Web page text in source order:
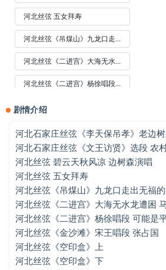
河北丝弦 五女拜寿
河北丝弦《空印盒》上
河北丝弦《空印盒》下
河北丝弦《困雪山》
河北丝弦《闹书院》教书人谁不盼桃李遍天下 景印楼
河北丝弦《三进士》
剧情介绍
河北石家庄丝弦《李天保吊孝》老边
河北石家庄丝弦《文王访贤》选段 农
河北丝弦 碧云天秋风凉 边树森演唱
河北丝弦 五女拜寿
河北丝弦《吊煤山》九龙口走出无福
河北丝弦《二进宫》大海无水龙遭困
河北丝弦《二进宫》杨徐唱段 可能是
河北丝弦《金沙滩》宋王唱段 张占国
河北丝弦《空印盒》上
河北丝弦《空印盒》下